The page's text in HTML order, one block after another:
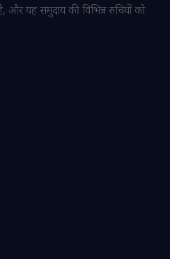
और यह समुदाय की विभिन्न रुचियों को